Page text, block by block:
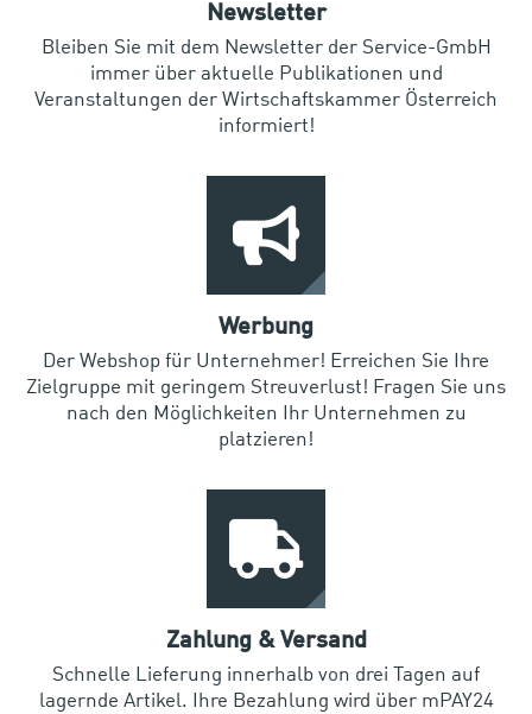
Newsletter
Bleiben Sie mit dem Newsletter der Service-GmbH
immer über aktuelle Publikationen und
Veranstaltungen der Wirtschaftskammer Österreich
informiert!
Werbung
Der Webshop für Unternehmer! Erreichen Sie Ihre
Zielgruppe mit geringem Streuverlust! Fragen Sie uns
nach den Möglichkeiten Ihr Unternehmen zu
platzieren!
Zahlung & Versand
Schnelle Lieferung innerhalb von drei Tagen auf
lagernde Artikel. Ihre Bezahlung wird über mPAY24